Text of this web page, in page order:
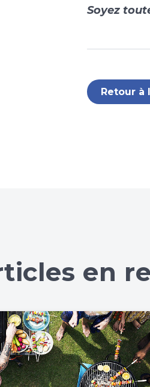
Soyez
Retour à
en